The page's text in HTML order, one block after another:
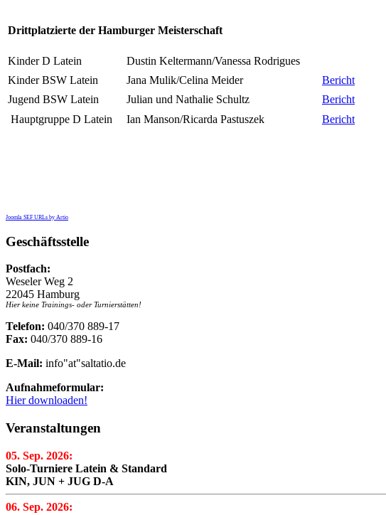
Drittplatzierte der Hamburger Meisterschaft
Kinder D Latein
Dustin Keltermann/Vanessa Rodrigues
Kinder BSW Latein
Jana Mulik/Celina Meider
Bericht
Jugend BSW Latein
Julian und Nathalie Schultz
Bericht
Hauptgruppe D Latein
Ian Manson/Ricarda Pastuszek Bericht
Joomla SEF URLs by Artio
Geschäftsstelle
Postfach:
Weseler Weg 2
22045 Hamburg
Hier keine Trainings- oder Turnierstätten!
Telefon: 040/370 889-17
Fax: 040/370 889-16
E-Mail: info"at"saltatio.de
Aufnahmeformular:
Hier downloaden!
Veranstaltungen
05. Sep. 2026:
Solo-Turniere Latein & Standard
KIN, JUN + JUG D-A
06. Sep. 2026: